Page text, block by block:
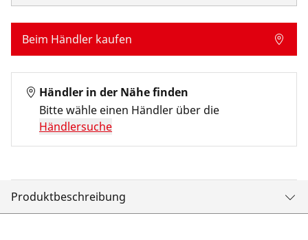
Beim Händler kaufen
Händler in der Nähe finden
Bitte wähle einen Händler über die
Händlersuche
Produktbeschreibung